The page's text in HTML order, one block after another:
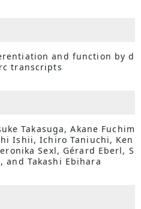
and function by d
transcripts
Takasuga, Akane Fuchim
Ishii, Ichiro Taniuchi, Ken
Sexl, Gérard Eberl, S
and Takashi Ebihara